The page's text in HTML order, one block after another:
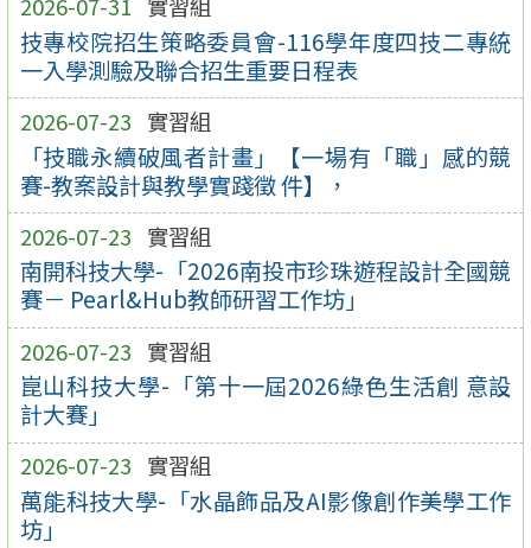
技專校院招生策略委員會-116學年度四技二專統
一入學測驗及聯合招生重要日程表
2026-07-23 實習組
「技職永續破風者計畫」【一場有「職」感的競
賽-教案設計與教學實踐徵 件】，
2026-07-23 實習組
南開科技大學-「2026南投市珍珠遊程設計全國競
賽－ Pearl&Hub教師研習工作坊」
2026-07-23 實習組
崑山科技大學-「第十一屆2026綠色生活創 意設
計大賽」
2026-07-23 實習組
萬能科技大學-「水晶飾品及AI影像創作美學工作
坊」